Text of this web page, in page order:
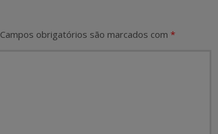
Campos obrigatórios são marcados com *